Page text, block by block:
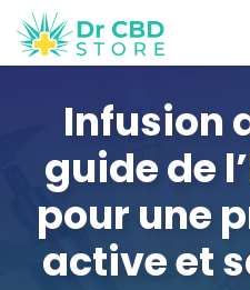
Infusion
guide de
pour une
active et